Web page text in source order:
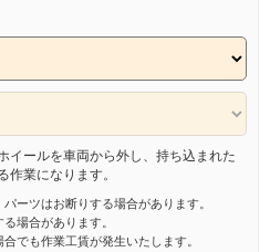
イールを車両から外し、持ち込まれた
作業になります。
ーツはお断りする場合があります。
場合があります。
でも作業工賃が発生いたします。